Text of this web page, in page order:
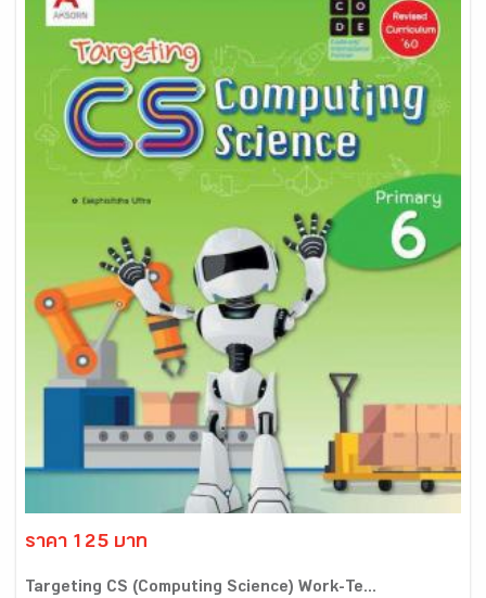
ราคา 125 บาท
Targeting CS (Computing Science) Work-Te...